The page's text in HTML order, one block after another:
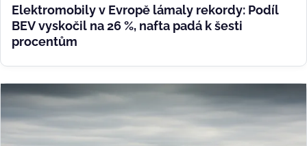
Elektromobily v Evropě lámaly rekordy: Podíl
BEV vyskočil na 26 %, nafta padá k šesti
procentům